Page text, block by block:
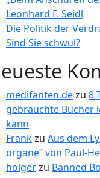
Leonhard F. Seidl
Die Politik der
Sind Sie schwul?
medifanten.dezu 8
gebrauchte Bücher
kann
Frankzu Aus dem
organe“ von Paul-
holgerzu Banned